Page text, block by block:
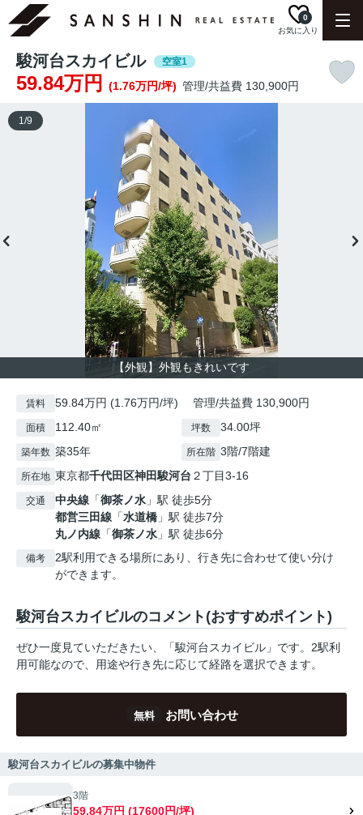
お気に入り
0
駿河台スカイビル 空室1
59.84万円 (1.76万円/坪) 管理/共益費 130,900円
【外観】外観もきれいです
1/9
賃料 59.84万円 (1.76万円/坪) 管理/共益費 130,900円
面積 112.40㎡ 坪数 34.00坪
築年数 築35年 所在階 3階/7階建
所在地 東京都千代田区神田駿河台 ２丁目3-16
交通 中央線 「御茶ノ水 」駅 徒歩5分
都営三田線 「水道橋 」駅 徒歩7分
丸ノ内線 「御茶ノ水 」駅 徒歩6分
備考
2駅利用できる場所にあり、行き先に合わせて使い分け
ができます。
駿河台スカイビルのコメント(おすすめポイント)
ぜひ一度見ていただきたい、「駿河台スカイビル」です。2駅利
用可能なので、用途や行き先に応じて経路を選択できます。
無料 お問い合わせ
駿河台スカイビルの募集中物件
3階
59.84万円 (17600円/坪)